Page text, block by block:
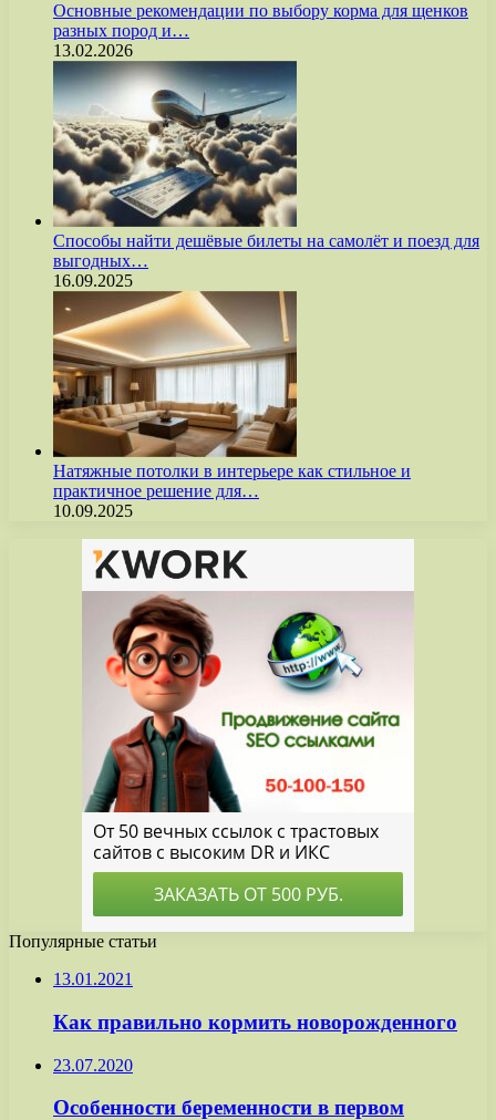
Основные рекомендации по выбору корма для щенков
разных пород и…
13.02.2026
Способы найти дешёвые билеты на самолёт и поезд для
выгодных…
16.09.2025
Натяжные потолки в интерьере как стильное и
практичное решение для…
10.09.2025
Популярные статьи
13.01.2021
Как правильно кормить новорожденного
23.07.2020
Особенности беременности в первом